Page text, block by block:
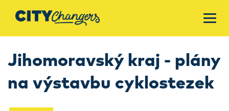
Jihomoravský kraj - plány
na výstavbu cyklostezek